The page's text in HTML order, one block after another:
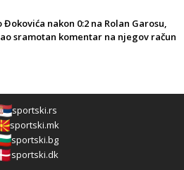
nakon 0:2 na Rolan Garosu,
sramotan komentar na njegov račun
sportski.rs
sportski.mk
sportski.bg
sportski.dk